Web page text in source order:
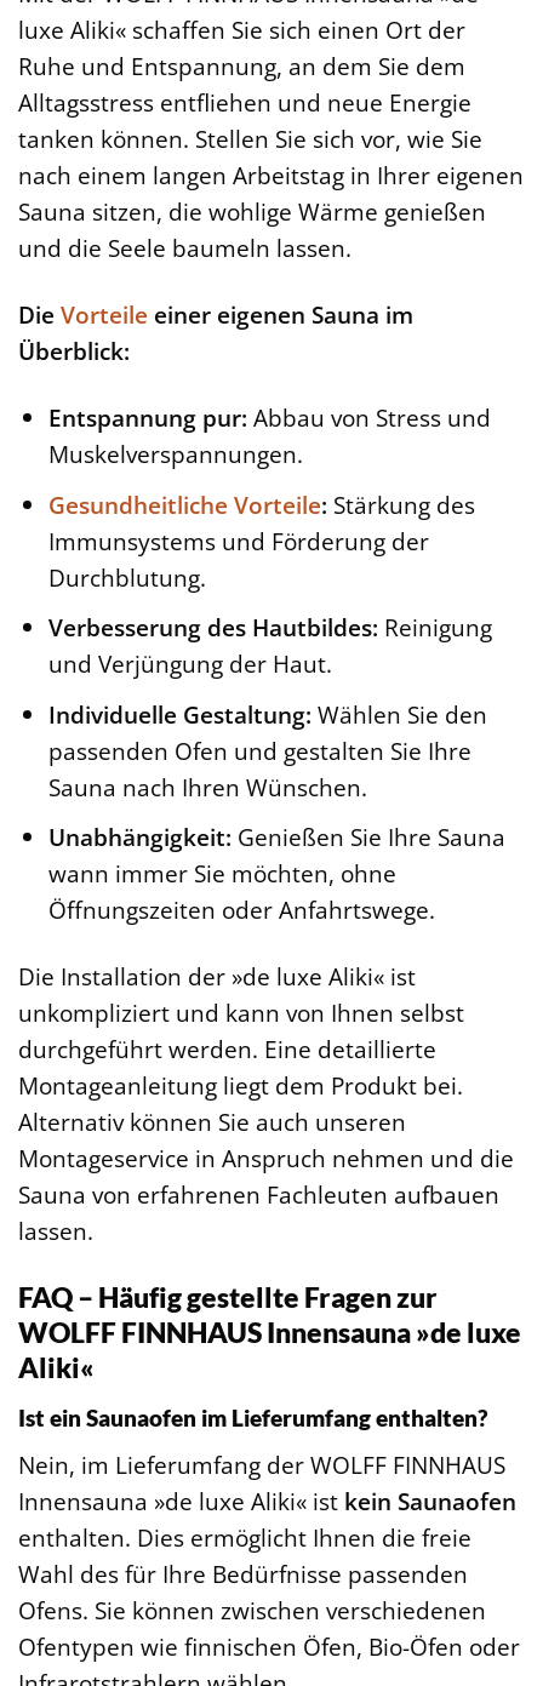
luxe Aliki« schaffen Sie sich einen Ort der
Ruhe und Entspannung, an dem Sie dem
Alltagsstress entfliehen und neue Energie
tanken können. Stellen Sie sich vor, wie Sie
nach einem langen Arbeitstag in Ihrer eigenen
Sauna sitzen, die wohlige Wärme genießen
und die Seele baumeln lassen.
Die Vorteile einer eigenen Sauna im
Überblick:
Entspannung pur: Abbau von Stress und
Muskelverspannungen.
Gesundheitliche Vorteile: Stärkung des
Immunsystems und Förderung der
Durchblutung.
Verbesserung des Hautbildes: Reinigung
und Verjüngung der Haut.
Individuelle Gestaltung: Wählen Sie den
passenden Ofen und gestalten Sie Ihre
Sauna nach Ihren Wünschen.
Unabhängigkeit: Genießen Sie Ihre Sauna
wann immer Sie möchten, ohne
Öffnungszeiten oder Anfahrtswege.
Die Installation der »de luxe Aliki« ist
unkompliziert und kann von Ihnen selbst
durchgeführt werden. Eine detaillierte
Montageanleitung liegt dem Produkt bei.
Alternativ können Sie auch unseren
Montageservice in Anspruch nehmen und die
Sauna von erfahrenen Fachleuten aufbauen
lassen.
FAQ – Häufig gestellte Fragen zur
WOLFF FINNHAUS Innensauna »de luxe
Aliki«
Ist ein Saunaofen im Lieferumfang enthalten?
Nein, im Lieferumfang der WOLFF FINNHAUS
Innensauna »de luxe Aliki« ist kein Saunaofen
enthalten. Dies ermöglicht Ihnen die freie
Wahl des für Ihre Bedürfnisse passenden
Ofens. Sie können zwischen verschiedenen
Ofentypen wie finnischen Öfen, Bio-Öfen oder